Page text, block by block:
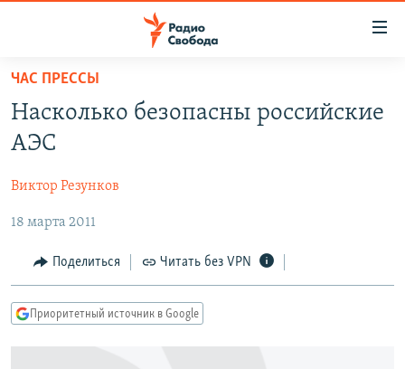
упрощенного
доступа
Вернуться
основному
Вернутся
главной
навигации
Вернутся
ЦИТАТЫ СВОБОДЫ
МНЕНИЯ
КУЛЬТУРА
IDEL.РЕАЛИИ
КАВКАЗ.РЕАЛИИ
ЧАС ПРЕССЫ
Насколько безопасны российские
АЭС
Виктор Резунков
18 марта 2011
Поделиться Читать без VPN
Приоритетный источник в Google